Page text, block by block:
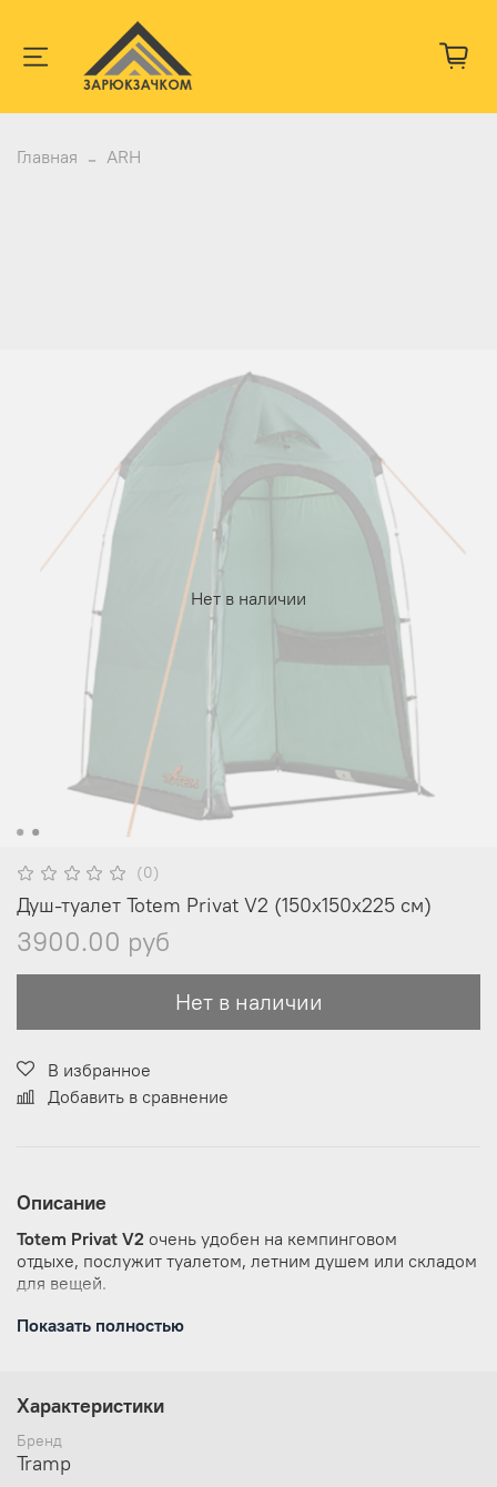
Главная ARH
Нет в наличии
(0)
Душ-туалет Totem Privat V2 (150х150х225 см)
3900.00 руб
Нет в наличии
В избранное
Добавить в сравнение
Описание
Totem Privat V2 очень удобен на кемпинговом
отдыхе, послужит туалетом, летним душем или складом
для вещей.
необходимости он крепится к тенту.
Внутри два больших сетчатых кармана для
Показать полностью
Характеристики
Бренд
Tramp